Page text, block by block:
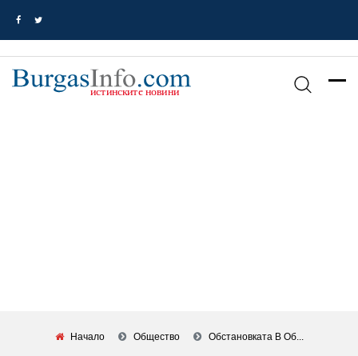
Начало Общество Обстановката В Об...